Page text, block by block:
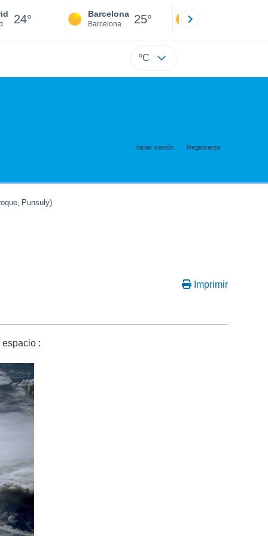
24° Barcelona
Barcelona 25°
ºC
Iniciar sesión Registrarse
, Punsuly)
Imprimir
: